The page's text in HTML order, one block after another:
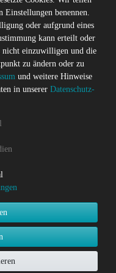
auf dem
um über Trends,
und Angebote per E-
einen 10% Rabatt
Eine
möglich
widerrufen.**
es sich um ein Pflichtfeld.
benennen.
oder aufgrund eines
kann erteilt oder
nicht einzuwilligen und die
zu ändern oder zu
und weitere Hinweise
in unserer Daten­schutz­